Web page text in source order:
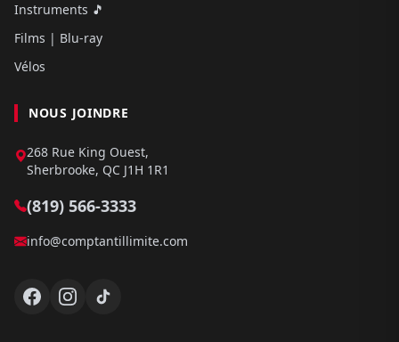
Instruments 🎵
Films | Blu-ray
Vélos
NOUS JOINDRE
268 Rue King Ouest,
Sherbrooke, QC J1H 1R1
(819) 566-3333
info@comptantillimite.com